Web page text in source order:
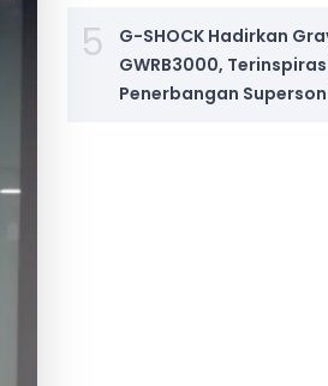
5
G-SHOCK Hadirkan
GWRB3000,
Penerbangan